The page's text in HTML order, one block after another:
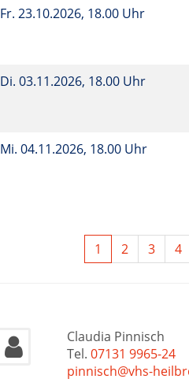
Fr. 23.10.2026, 18.00 Uhr
Di. 03.11.2026, 18.00 Uhr
Mi. 04.11.2026, 18.00 Uhr
1 2 3 4
Claudia Pinnisch
Tel. 07131 9965-24
pinnisch@vhs-